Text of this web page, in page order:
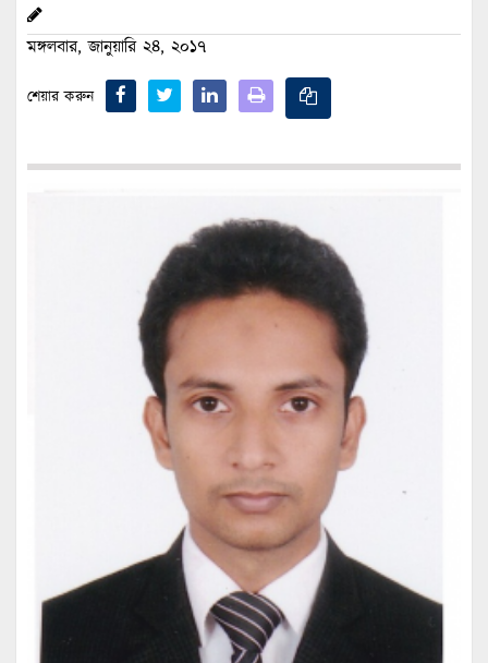
মঙ্গলবার, জানুয়ারি ২৪, ২০১৭
শেয়ার করুন